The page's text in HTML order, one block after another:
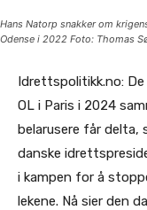
Hans Natorp snakker om
Odense i 2022 Foto: Thomas
Idrettspolitikk.no:
OL i Paris i 2024
belarusere får delta,
danske
i kampen for å
lekene. Nå sier den